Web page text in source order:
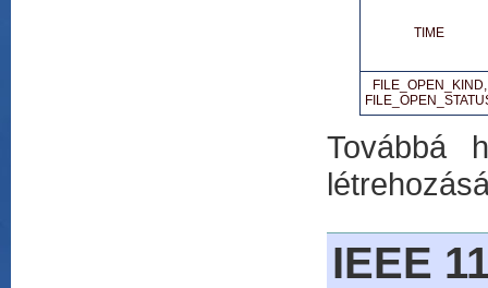
TIME
FILE_OPEN_KIND,
Továbbá
IEEE